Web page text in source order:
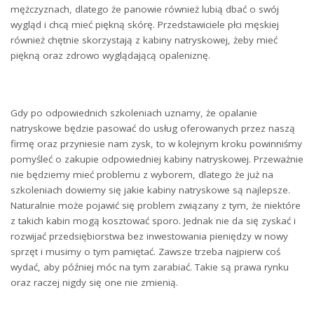
mężczyznach, dlatego że panowie również lubią dbać o swój
wygląd i chcą mieć piękną skórę. Przedstawiciele płci męskiej
również chętnie skorzystają z kabiny natryskowej, żeby mieć
piękną oraz zdrowo wyglądającą opaleniznę.
Gdy po odpowiednich szkoleniach uznamy, że opalanie
natryskowe będzie pasować do usług oferowanych przez naszą
firmę oraz przyniesie nam zysk, to w kolejnym kroku powinniśmy
pomyśleć o zakupie odpowiedniej kabiny natryskowej. Przeważnie
nie będziemy mieć problemu z wyborem, dlatego że już na
szkoleniach dowiemy się jakie kabiny natryskowe są najlepsze.
Naturalnie może pojawić się problem związany z tym, że niektóre
z takich kabin mogą kosztować sporo. Jednak nie da się zyskać i
rozwijać przedsiębiorstwa bez inwestowania pieniędzy w nowy
sprzęt i musimy o tym pamiętać. Zawsze trzeba najpierw coś
wydać, aby później móc na tym zarabiać. Takie są prawa rynku
oraz raczej nigdy się one nie zmienią.